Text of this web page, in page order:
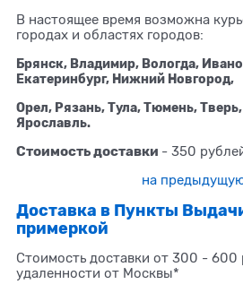
В настоящее время возможна
городах и областях городов:
Брянск, Владимир, Вологда,
Екатеринбург, Нижний Новгород,
Орел, Рязань, Тула, Тюмень,
Ярославль.
Стоимость доставки - 350
на
Доставка в Пункты
примеркой
Стоимость доставки от 300 - 600
удаленности от Москвы*